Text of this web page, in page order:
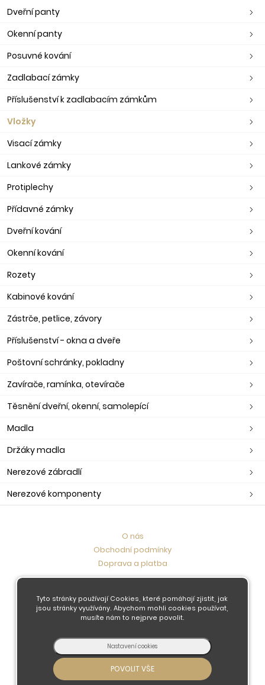
Dveřní panty
Okenní panty
Posuvné kování
Zadlabací zámky
Příslušenství k zadlabacím zámkům
Vložky
Visací zámky
Lankové zámky
Protiplechy
Přídavné zámky
Dveřní kování
Okenní kování
Rozety
Kabinové kování
Zástrče, petlice, závory
Příslušenství - okna a dveře
Poštovní schránky, pokladny
Zavírače, ramínka, otevírače
Těsnění dveřní, okenní, samolepící
Madla
Držáky madla
Nerezové zábradlí
Nerezové komponenty
O nás
Obchodní podmínky
Doprava a platba
Kontaktujte nás
© 2026 - Developed by Insions.r.o. & Liberec
Tyto stránky používají Cookies, které pomáhají zjistit, jak
jsou stránky využívány. Abychom mohli cookies používat,
musíte nám to nejprve povolit.